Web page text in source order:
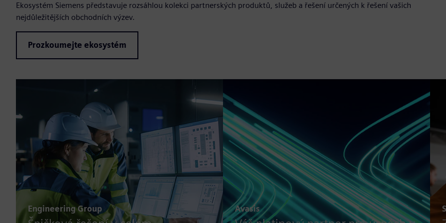
Ekosystém Siemens představuje rozsáhlou kolekci partnerských produktů, služeb a řešení určených k řešení vašich
nejdůležitějších obchodních výzev.
Prozkoumejte ekosystém
Engineering Group Avasis